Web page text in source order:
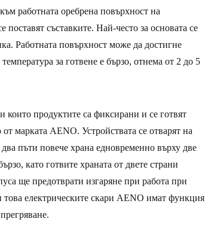
работната оребрена повърхност на
поставят съставките. Най-често за основата се
Работната повърхност може да достигне
за готвене е бързо, отнема от 2 до 5
продуктите са фиксирани и се готвят
марката AENO. Устройствата се отварят на
пъти повече храна едновременно върху две
като готвите храната от двете страни
ще предотврати изгаряне при работа при
електрическите скари AENO имат функция